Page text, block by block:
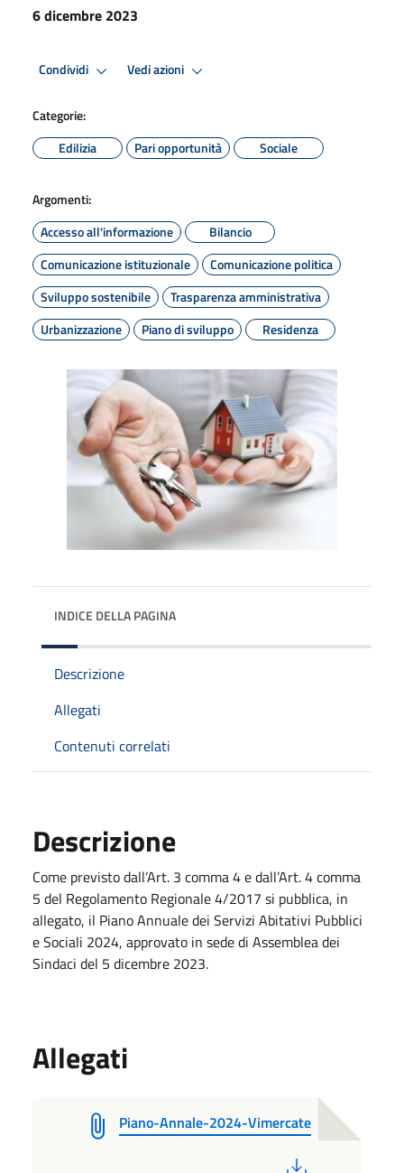
6 dicembre 2023
Condividi Vedi azioni
Categorie:
Edilizia
Pari opportunità Sociale
Argomenti:
Accesso all'informazione
Bilancio
Comunicazione istituzionale
Comunicazione politica
Sviluppo sostenibile
Trasparenza amministrativa
Urbanizzazione
Piano di sviluppo Residenza
INDICE DELLA PAGINA
Descrizione
Allegati
Contenuti correlati
Descrizione
Come previsto dall’Art. 3 comma 4 e dall’Art. 4 comma
5 del Regolamento Regionale 4/2017 si pubblica, in
allegato, il Piano Annuale dei Servizi Abitativi Pubblici
e Sociali 2024, approvato in sede di Assemblea dei
Sindaci del 5 dicembre 2023.
Allegati
Piano-Annale-2024-Vimercate